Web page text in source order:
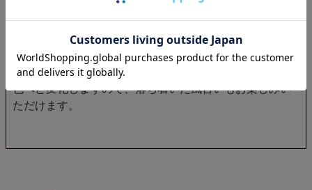
炭化加工とは、専用釜で高温と圧力をかけて竹の内部ま
で蒸し焼き状にして防虫、防カビ効果を高める加工方法
です。薬剤などを使用しませんので、竹箸や竹製グラス
などキッチン道具やヘラ、トングなど調理道具などにも
広く使用されています。また加工後の竹は深みのある茶
色へと変化しますので、落ち着いた風合いもお楽しみい
ただけます。